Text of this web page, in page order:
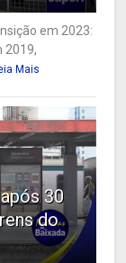
em 2023:
2019,
Mais
30
do